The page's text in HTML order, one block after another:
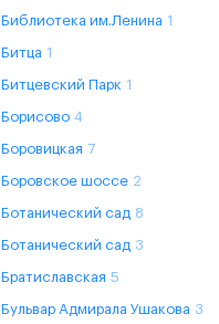
Библиотека им.Ленина 1
Битца 1
Битцевский Парк 1
Борисово 4
Боровицкая 7
Боровское шоссе 2
Ботанический сад 8
Ботанический сад 3
Братиславская 5
Бульвар Адмирала Ушакова 3